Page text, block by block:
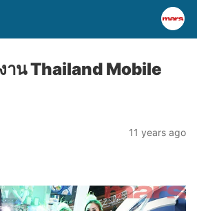
าน Thailand Mobile
11 years ago